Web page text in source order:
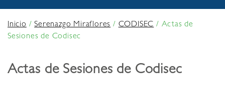
Inicio/Serenazgo Miraflores/CODISEC/ Actas de
Sesiones de Codisec
Actas de Sesiones de Codisec